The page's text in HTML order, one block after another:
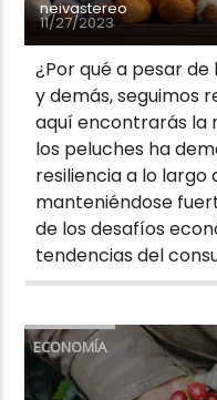
neivastereo
11/27/2023
¿Por qué a pesar
y demás, seguimos
aquí encontrarás la
los peluches ha
resiliencia a lo largo
manteniéndose
de los desafíos
tendencias del
ECONOMÍA